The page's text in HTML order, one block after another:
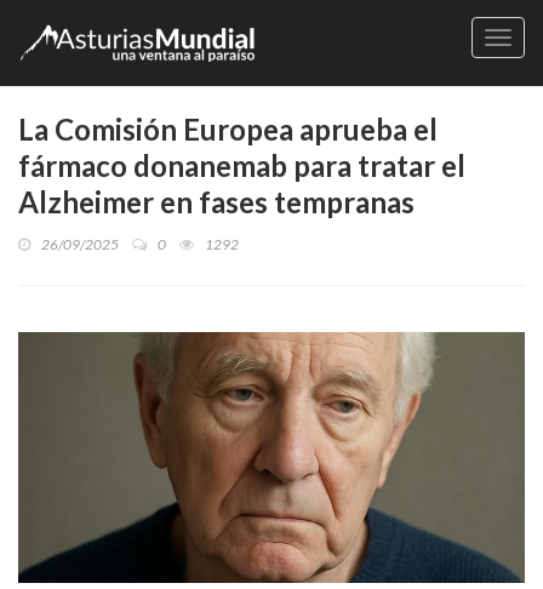
La Comisión Europea aprueba el
fármaco donanemab para tratar el
Alzheimer en fases tempranas
26/09/2025 0 1292